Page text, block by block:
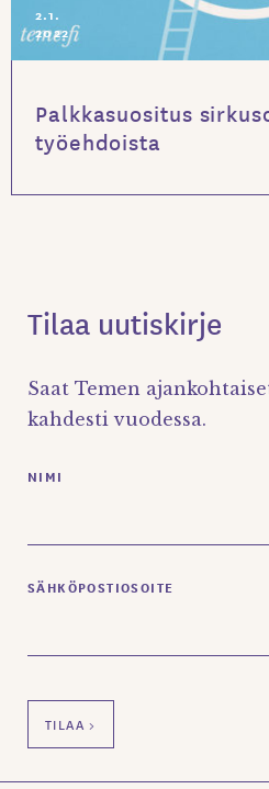
2.1.
2022
Palkkasuositus
työehdoista
Tilaa uutiskirje
Saat Temen
kahdesti vuodessa.
NIMI
SÄHKÖPOSTIOSOITE